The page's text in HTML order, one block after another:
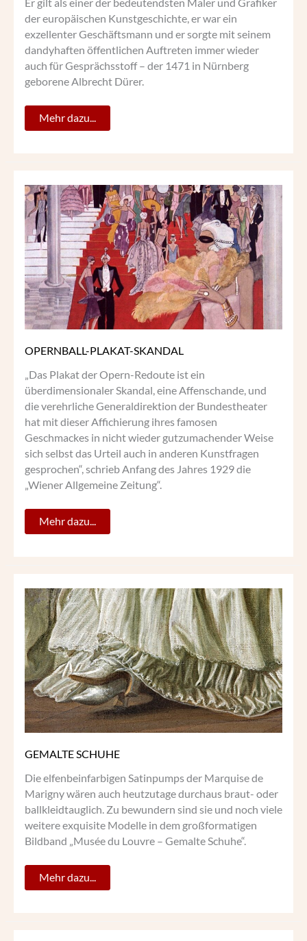
der europäischen Kunstgeschichte, er war ein
exzellenter Geschäftsmann und er sorgte mit seinem
dandyhaften öffentlichen Auftreten immer wieder
auch für Gesprächsstoff – der 1471 in Nürnberg
geborene Albrecht Dürer.
Mehr dazu...
OPERNBALL-PLAKAT-SKANDAL
„Das Plakat der Opern-Redoute ist ein
überdimensionaler Skandal, eine Affenschande, und
die verehrliche Generaldirektion der Bundestheater
hat mit dieser Affichierung ihres famosen
Geschmackes in nicht wieder gutzumachender Weise
sich selbst das Urteil auch in anderen Kunstfragen
gesprochen“, schrieb Anfang des Jahres 1929 die
„Wiener Allgemeine Zeitung“.
OPERNBALL-
PLAKAT-
SKANDAL
Mehr dazu...
GEMALTE SCHUHE
Die elfenbeinfarbigen Satinpumps der Marquise de
Marigny wären auch heutzutage durchaus braut- oder
ballkleidtauglich. Zu bewundern sind sie und noch viele
weitere exquisite Modelle in dem großformatigen
Bildband „Musée du Louvre – Gemalte Schuhe“.
GEMALTE
SCHUHE
Mehr dazu...